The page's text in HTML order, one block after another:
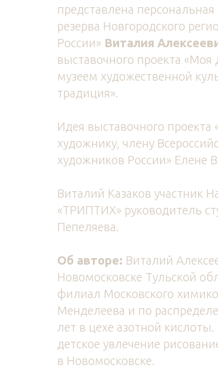
представлена
резерва Новгородского
России» Виталия
выставочного проекта «Моя
музеем художественной
традиция».
Идея выставочного
художнику, члену
художников России» Елене
Виталий Казаков участник
«ТРИПТИХ» руководитель
Пепеляева.
Об авторе: Виталий
Новомосковске Тульской
филиал Московского
Менделеева и по
лет в цехе азотной
детское увлечение
в Новомосковске.